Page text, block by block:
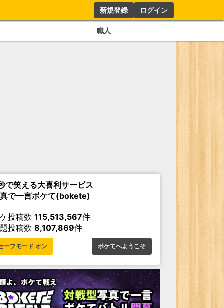
新規登録 ログイン
職人
で笑える大喜利サービス
で一言ボケて(bokete)
投稿数 115,513,567件
投稿数 8,107,869件
ーフモード オン ボケてへようこそ